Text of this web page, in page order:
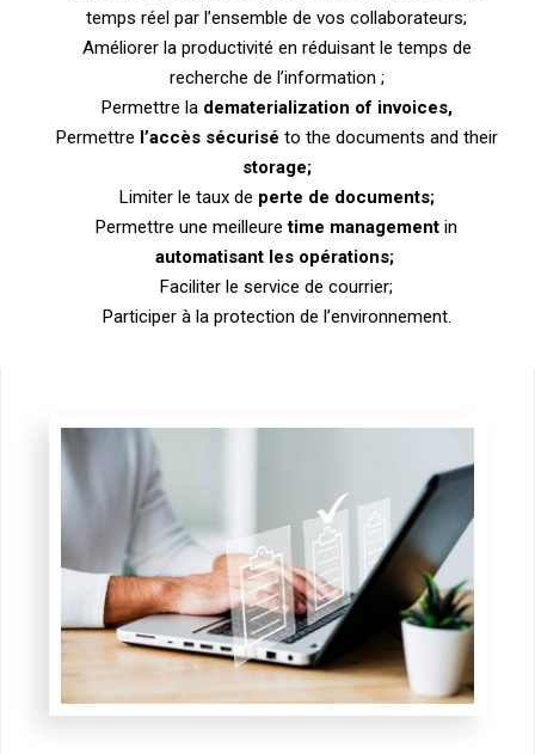
temps réel par l’ensemble de vos collaborateurs;
Améliorer la productivité en réduisant le temps de
recherche de l’information ;
Permettre la dematerialization of invoices,
Permettre l’accès sécurisé to the documents and their
storage;
Limiter le taux de perte de documents;
Permettre une meilleure time management in
automatisant les opérations;
Faciliter le service de courrier;
Participer à la protection de l’environnement.